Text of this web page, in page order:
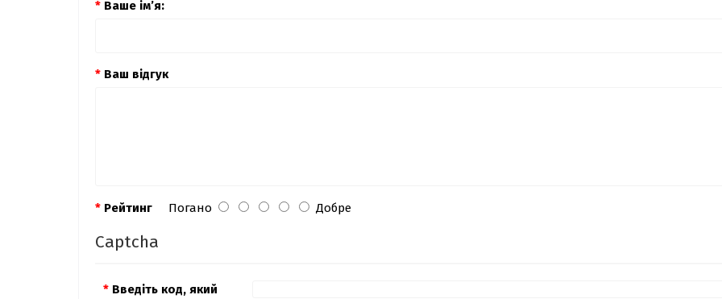
Ваше ім’я:
Ваш відгук
Рейтинг Погано Добре
Captcha
Введіть код, який